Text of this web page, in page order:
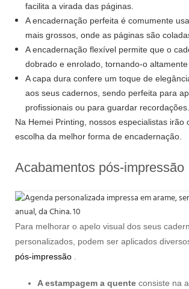
facilita a virada das páginas.
A encadernação perfeita é comumente
mais grossos, onde as páginas são
A encadernação flexível permite que o
dobrado e enrolado, tornando-o altamente
A capa dura confere um toque de
aos seus cadernos, sendo perfeita para
profissionais ou para guardar recordações.
Na Hemei Printing, nossos especialistas irão
escolha da melhor forma de encadernação.
Acabamentos pós-impressão
Para melhorar o apelo visual dos seus
personalizados, podem ser aplicados
pós-impressão
A estampagem a quenteconsiste na